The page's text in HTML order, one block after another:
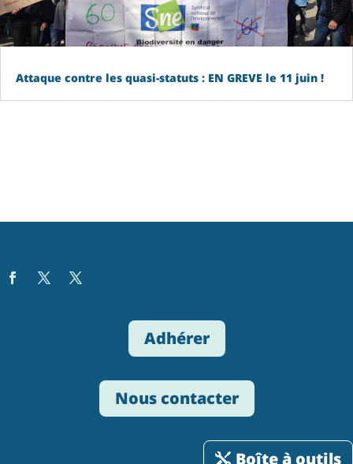
Attaque contre les quasi-statuts : EN GREVE le 11 juin !
Adhérer
Nous contacter
Boîte à outils